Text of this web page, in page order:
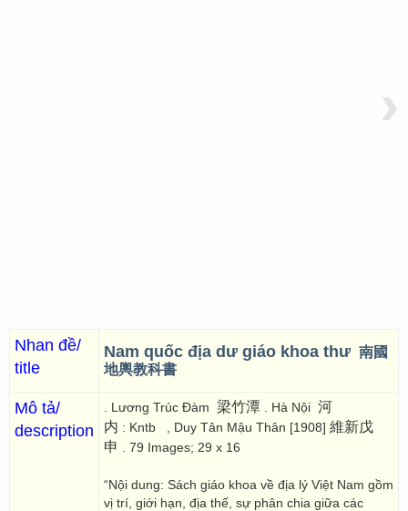
›
Nhan đề/
title
Nam quốc địa dư giáo khoa thư 南國
地輿教科書
Mô tả/
description
. Lương Trúc Đàm 梁竹潭 . Hà Nội 河
内 : Kntb , Duy Tân Mậu Thân [1908] 維新戊
申
. 79 Images; 29 x 16
“Nội dung: Sách giáo khoa về địa lý Việt Nam gồm
vị trí, giới hạn, địa thế, sự phân chia giữa các